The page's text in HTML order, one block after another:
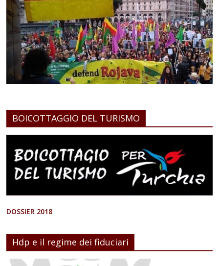
BOICOTTAGGIO DEL TURISMO
DOSSIER 2018
Hdp e il regime dei fiduciari